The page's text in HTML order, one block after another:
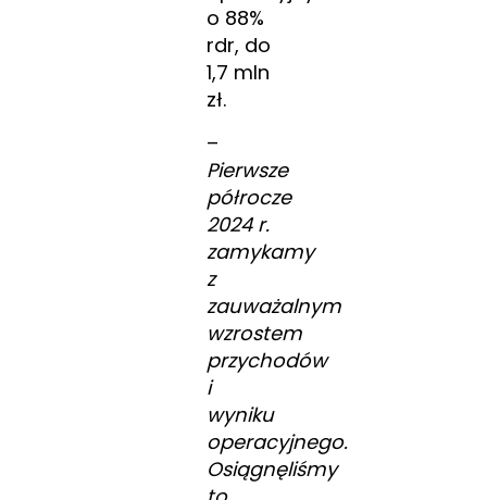
o 88%
rdr, do
1,7 mln
zł.
–
Pierwsze
półrocze
2024 r.
zamykamy
z
zauważalnym
wzrostem
przychodów
i
wyniku
operacyjnego.
Osiągnęliśmy